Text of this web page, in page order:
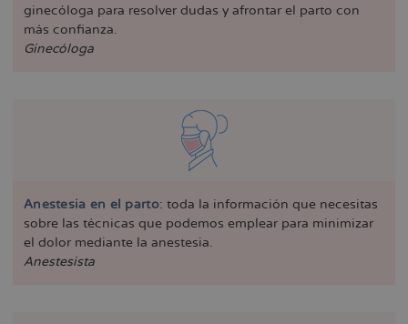
ginecóloga para resolver dudas y afrontar el parto con
más confianza.
Ginecóloga
Anestesia en el parto: toda la información que necesitas
sobre las técnicas que podemos emplear para minimizar
el dolor mediante la anestesia.
Anestesista